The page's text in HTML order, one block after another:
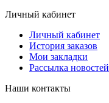
Личный кабинет
Личный кабинет
История заказов
Мои закладки
Рассылка новостей
Наши контакты